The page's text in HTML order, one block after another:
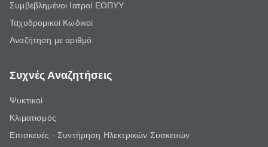
Συμβεβλημένοι Ιατροί ΕΟΠΥΥ
Ταχυδρομικοί Κωδικοί
Αναζήτηση με αριθμό
Συχνές Αναζητήσεις
Ψυκτικοί
Κλιματισμός
Επισκευές - Συντήρηση Ηλεκτρικών Συσκευών